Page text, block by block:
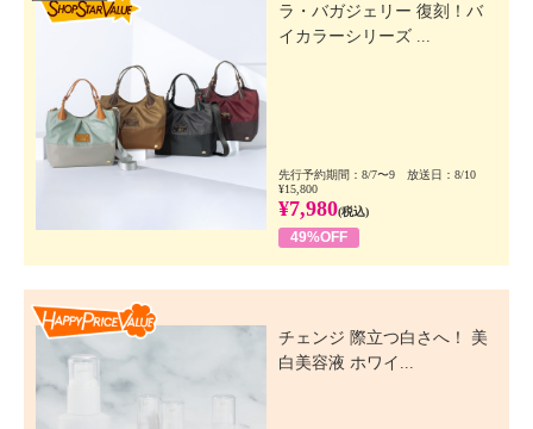
ラ・バガジェリー 復刻！バ
イカラーシリーズ ...
先行予約期間：8/7〜9 放送日：8/10
¥15,800
¥7,980(税込)
49%OFF
チェンジ 際立つ白さへ！ 美
白美容液 ホワイ...